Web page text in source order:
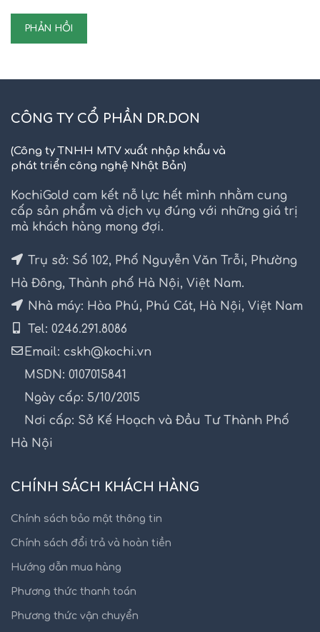
CÔNG TY CỔ PHẦN DR.DON
(Công ty TNHH MTV xuất nhập khẩu và
phát triển công nghệ Nhật Bản)
KochiGold cam kết nỗ lực hết mình nhằm cung
cấp sản phẩm và dịch vụ đúng với những giá trị
mà khách hàng mong đợi.
Trụ sở: Số 102, Phố Nguyễn Văn Trỗi, Phường
Hà Đông, Thành phố Hà Nội, Việt Nam.
Nhà máy: Hòa Phú, Phú Cát, Hà Nội, Việt Nam
Tel: 0246.291.8086
Email: cskh@kochi.vn
MSDN: 0107015841
Ngày cấp: 5/10/2015
Nơi cấp: Sở Kế Hoạch và Đầu Tư Thành Phố
Hà Nội
CHÍNH SÁCH KHÁCH HÀNG
Chính sách bảo mật thông tin
Chính sách đổi trả và hoàn tiền
Hướng dẫn mua hàng
Phương thức thanh toán
Phương thức vận chuyển